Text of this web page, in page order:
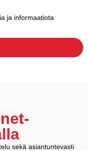
ja informaatiota
sekä asiantuntevasti